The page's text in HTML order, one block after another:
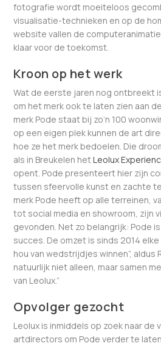
fotografie wordt moeiteloos
visualisatie-technieken en op de
website vallen de
klaar voor de toekomst.
Kroon op het werk
Wat de eerste jaren nog ontbreekt
om het merk ook te laten zien aan
merk Pode staat bij zo’n 100
op een eigen plek kunnen de art
hoe ze het merk bedoelen. Die
als in Breukelen hetLeolux
opent. Pode presenteert hier zijn
tussen sfeervolle kunst en zachte
merk Pode heeft op alle terreinen,
tot social media en showroom, zijn
gevonden. Net zo belangrijk: Pode
succes. De omzet is sinds 2014
hou van wedstrijdjes winnen”, aldus
natuurlijk niet alleen, maar samen
van Leolux.”
Opvolger gezocht
Leolux is inmiddels op zoek naar de
artdirectors om Pode verder te